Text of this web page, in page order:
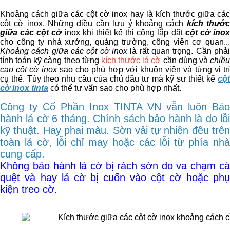
Khoảng cách giữa các cột cờ inox hay là kích thước giữa các
cột cờ inox. Những điều cần lưu ý khoảng cách kích thước
giữa các cột cờinox khi thiết kế thi công lắp đặt cột cờ inox
cho công ty nhà xưởng, quảng trường, công viên cơ quan...
Khoảng cách giữa các cột cờ inoxlà rất quan trọng. Cần phải
tính toán kỹ càng theo từng kích thước lá cờ cần dùng vàchiều
cao cột cờ inoxsao cho phù hợp với khuôn viên và từng vị trí
cụ thể. Tùy theo nhu cầu của chủ đầu tư mà kỹ sư thiết kế cột
cờ inox tinta có thể tư vấn sao cho phù hợp nhất.
Công ty Cổ Phần Inox TINTA VN vẫn luôn Bảo
hành lá cờ 6 tháng. Chính sách bảo hành là do lỗi
kỹ thuật. Hay phai màu. Sờn vải tự nhiên đều trên
toàn lá cờ, lỗi chỉ may hoặc các lỗi từ phía nhà
cung cấp.
Không bảo hành lá cờ bị rách sờn do va chạm cà
quệt và hay lá cờ bị cuốn vào cột cờ hoặc phụ
kiện treo cờ.